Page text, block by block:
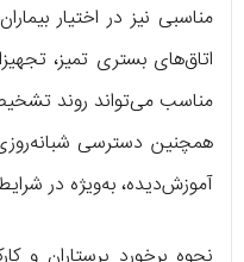
مناسبی نیز در اختیار
اتاق‌های بستری تمیز،
مناسب می‌تواند روند
همچنین دسترسی
آموزش‌دیده، به‌ویژه در